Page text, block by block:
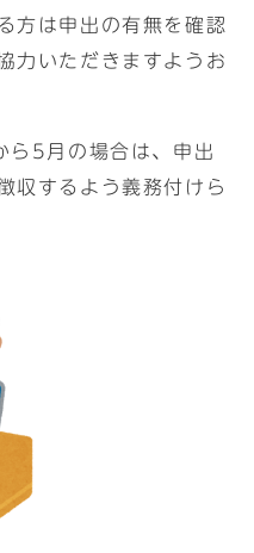
方は申出の有無を確認
力いただきますようお
ら5月の場合は、申出
収するよう義務付けら